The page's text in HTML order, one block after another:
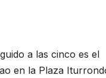
a las cinco es el
en la Plaza